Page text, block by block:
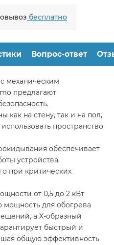
бесплатно
Вопрос-ответ
механическим
предлагают
как на стену, так и на пол,
пространство
обеспечивает
устройства,
при критических
от 0,5 до 2 кВт
мощность для обогрева
а X-образный
быстрый и
общую эффективность